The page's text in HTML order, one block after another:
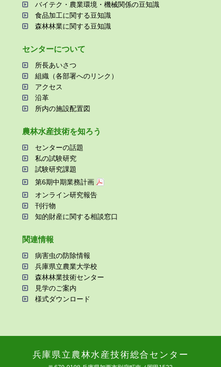
バイテク・農業環境・機械関係の⾖知識
⾷品加⼯に関する⾖知識
森林林業に関する⾖知識
センターについて
所⻑あいさつ
組織（各部署へのリンク）
アクセス
沿⾰
所内の施設配置図
農林⽔産技術を知ろう
センターの話題
私の試験研究
試験研究課題
第6期中期業務計画
オンライン研究報告
刊⾏物
知的財産に関する相談窓⼝
関連情報
病害⾍の防除情報
兵庫県⽴農業⼤学校
森林林業技術センター
⾒学のご案内
様式ダウンロード
兵庫県⽴農林⽔産技術総合センター